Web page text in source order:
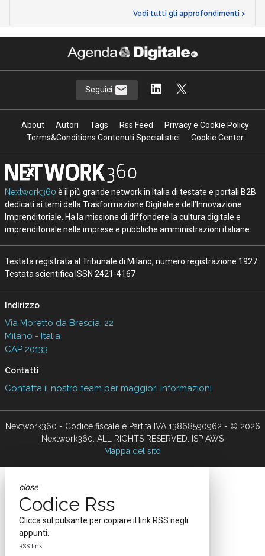
Vedi tutti gli approfondimenti >
Seguici
About Autori Tags Rss Feed
Privacy e Cookie Policy
Terms&Conditions Contenuti Specialistici
Cookie Center
Nextwork360 è il più grande network in Italia di testate e portali B2B
dedicati ai temi della Trasformazione Digitale e dell’Innovazione
Imprenditoriale. Ha la missione di diffondere la cultura digitale e
imprenditoriale nelle imprese e pubbliche amministrazioni italiane.
Testata registrata al Tribunale di Milano, numero registrazione 1927.
Testata scientifica ISSN 2421-4167
Indirizzo
Via Moretto da Brescia, 22
Milano - Italia
CAP 20133
Contatti
Contatta il nostro team per maggiori informazioni
Nextwork360 - Codice fiscale e Partita IVA 13868590962 - © 2026
Nextwork360. ALL RIGHTS RESERVED. ISP AWS
Mappa del sito
close
Codice Rss
Clicca sul pulsante per copiare il link RSS negli
appunti.
RSS link